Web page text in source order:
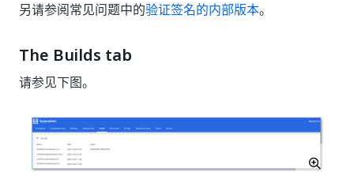
另请参阅常见问题中的验证签名的内部版本。
The Builds tab
请参见下图。